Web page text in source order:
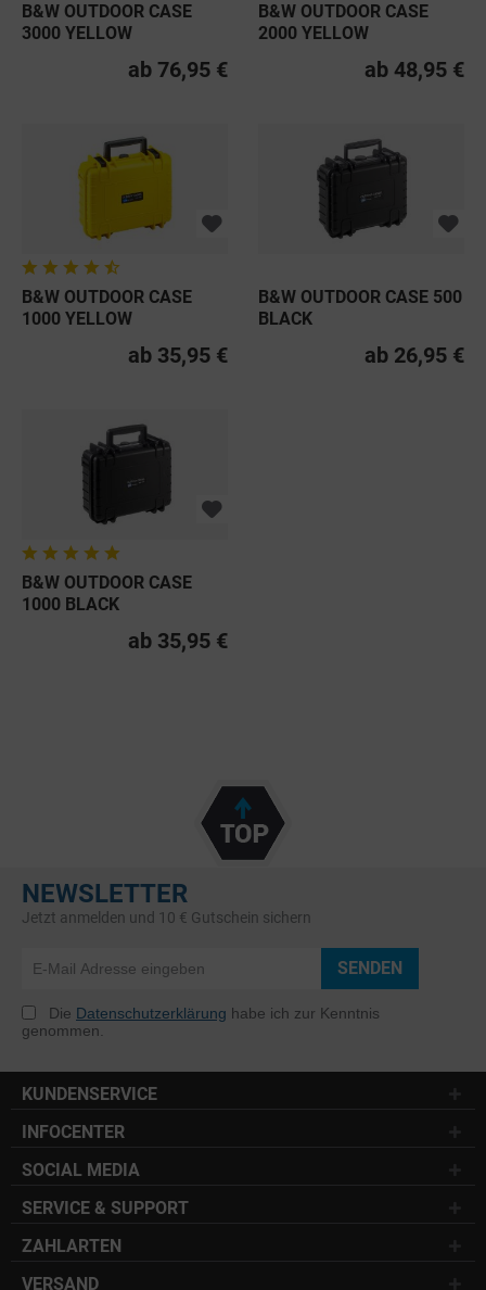
B&W OUTDOOR CASE
3000 YELLOW
ab 76,95 €
B&W OUTDOOR CASE
2000 YELLOW
ab 48,95 €
B&W OUTDOOR CASE
1000 YELLOW
ab 35,95 €
B&W OUTDOOR CASE 500
BLACK
ab 26,95 €
B&W OUTDOOR CASE
1000 BLACK
ab 35,95 €
NEWSLETTER
Jetzt anmelden und 10 € Gutschein sichern
SENDEN
Die Datenschutzerklärung habe ich zur Kenntnis
genommen.
KUNDENSERVICE
INFOCENTER
SOCIAL MEDIA
SERVICE & SUPPORT
ZAHLARTEN
VERSAND